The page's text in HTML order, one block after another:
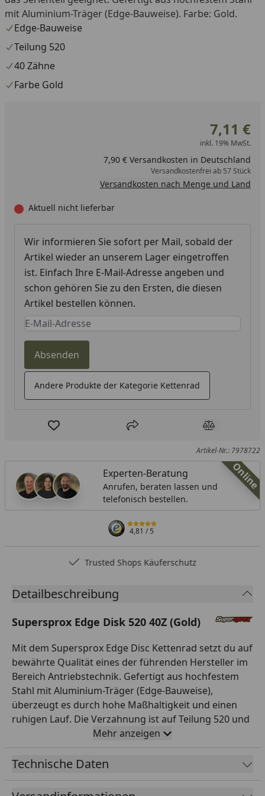
mit Aluminium-Träger (Edge-Bauweise). Farbe: Gold.
Edge-Bauweise
Teilung 520
40 Zähne
Farbe Gold
7,11 €
inkl. 19% MwSt.
7,90 € Versandkosten in Deutschland
Versandkostenfrei ab 57 Stück
Versandkosten nach Menge und Land
Aktuell nicht lieferbar
Wir informieren Sie sofort per Mail, sobald der
Artikel wieder an unserem Lager eingetroffen
ist. Einfach Ihre E-Mail-Adresse angeben und
schon gehören Sie zu den Ersten, die diesen
Artikel bestellen können.
Keine Eingabe erforderlich
Eingabe erforderlich
Absenden
Andere Produkte der Kategorie Kettenrad
Produkt zur Wunschliste hinzufügen
Teilen Produkt
Artikel-Nr.: 7978722
Online
Experten-Beratung
Anrufen, beraten lassen und
telefonisch bestellen.
4,81/ 5
Trusted Shops Käuferschutz
Detailbeschreibung
Supersprox Edge Disk 520 40Z (Gold)
Mit dem Supersprox Edge Disc Kettenrad setzt du auf
bewährte Qualität eines der führenden Hersteller im
Bereich Antriebstechnik. Gefertigt aus hochfestem
Stahl mit Aluminium-Träger (Edge-Bauweise),
überzeugt es durch hohe Maßhaltigkeit und einen
ruhigen Lauf. Die Verzahnung ist auf Teilung 520 und
40 Zähne ausgelegt und passt damit exakt zur
entsprechenden Kette. Mit einem Innendurchmesser
von 60,0 mm und einem Lochkreis von 110,0 mm (6-
Serienteils. Das Kettenrad ist in der Farbe Gold
Mehr anzeigen
Technische Daten